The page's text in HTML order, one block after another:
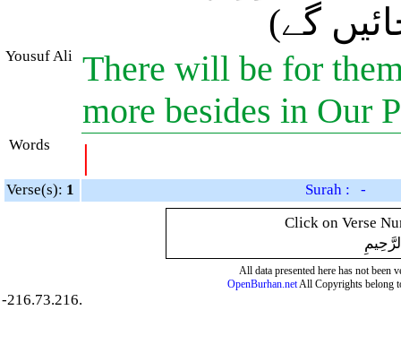
گے)
Yousuf Ali There will be for
more besides in Our
Words |
Verse(s): 1
Surah : -
Click on Verse
All data presented here has not been
OpenBurhan.netAll Copyrights belong
-216.73.216.